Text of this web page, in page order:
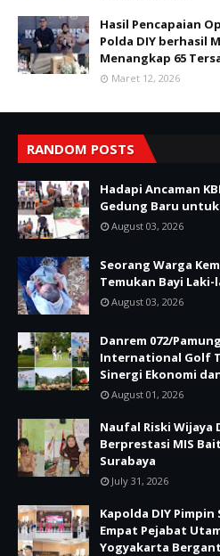
Hasil Pencapaian
Polda DIY berhasil
Menangkap 65
Maret 12, 2026
RANDOM POSTS
Hadapi Ancaman
Gedung Baru
August 03, 2026
Seorang Warga
Temukan Bayi Laki-
August 03, 2026
Danrem 072/
International Golf
Sinergi Ekonomi
August 01, 2026
Naufal Riski Wijaya
Berprestasi MIS
Surabaya
July 31, 2026
Kapolda DIY
Empat Pejabat
Yogyakarta